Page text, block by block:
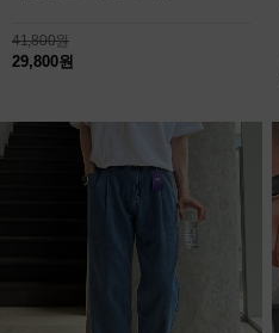
41,800원
29,800원